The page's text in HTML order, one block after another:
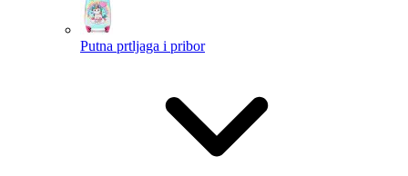
Putna prtljaga i pribor